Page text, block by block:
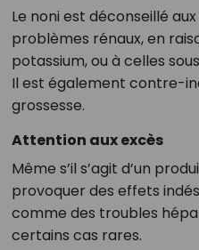
Le noni est déconseillé
problèmes rénaux, en
potassium, ou à celles
Il est également contre-
grossesse.
Attention aux excès
Même s’il s’agit d’un
provoquer des effets
comme des troubles
certains cas rares.